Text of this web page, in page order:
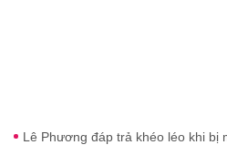
Lê Phương đáp trả khéo léo khi bị